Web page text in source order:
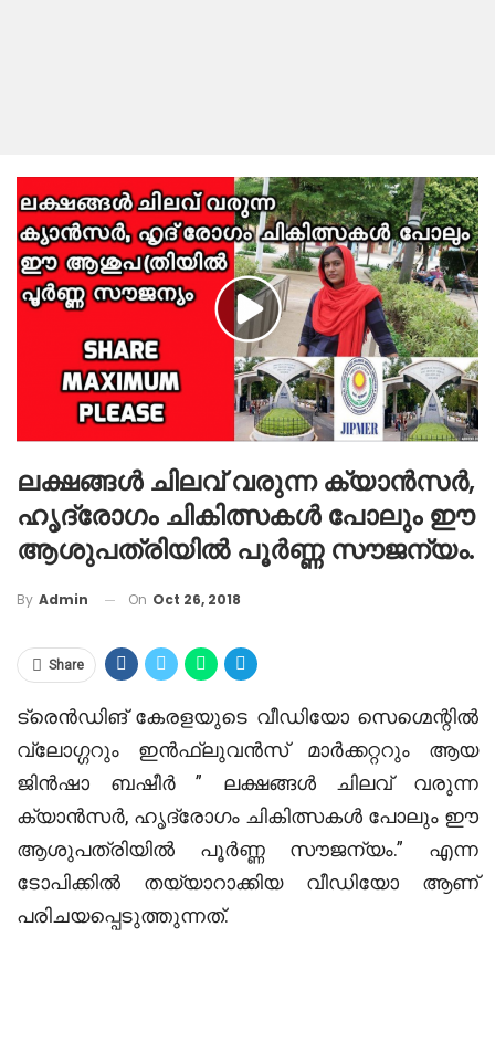
ലക്ഷങ്ങൾ ചിലവ് വരുന്ന ക്യാൻസർ,
ഹൃദ്രോഗം ചികിത്സകൾ പോലും ഈ
ആശുപത്രിയിൽ പൂർണ്ണ സൗജന്യം.
By Admin On Oct 26, 2018
Share
ട്രെൻഡിങ് കേരളയുടെ വീഡിയോ സെഗ്മെന്റിൽ
വ്ലോഗ്ഗറും ഇൻഫ്ലുവൻസ് മാർക്കറ്ററും ആയ
ജിൻഷാ ബഷീർ ” ലക്ഷങ്ങൾ ചിലവ് വരുന്ന
ക്യാൻസർ, ഹൃദ്രോഗം ചികിത്സകൾ പോലും ഈ
ആശുപത്രിയിൽ പൂർണ്ണ സൗജന്യം.” എന്ന
ടോപിക്കിൽ തയ്യാറാക്കിയ വീഡിയോ ആണ്
പരിചയപ്പെടുത്തുന്നത്.